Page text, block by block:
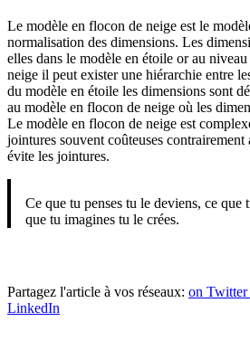
Le modèle en flocon de neige est le
normalisation des dimensions. Les
elles dans le modèle en étoile or au
neige il peut exister une hiérarchie entre
du modèle en étoile les dimensions sont
au modèle en flocon de neige où les
Le modèle en flocon de neige est
jointures souvent coûteuses
évite les jointures.
Ce que tu penses tu le deviens, ce que
que tu imagines tu le crées.
Partagez l'article à vos réseaux: on Twitter
LinkedIn